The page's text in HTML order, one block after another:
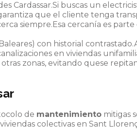
Cardassar.Si buscas un
que el cliente tenga
siempre.Esa cercanía es
con historial
en viviendas
zonas, evitando quese
de mantenimiento mitigas
colectivas en Sant